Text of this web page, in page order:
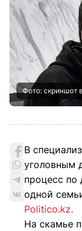
Фото: скриншот
В
уголовным
процесс по
одной
Politico.kz.
На скамье